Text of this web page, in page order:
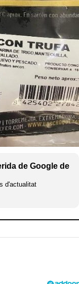
de Google de
d'actualitat